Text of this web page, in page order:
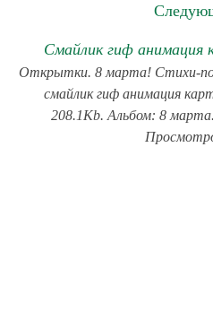
Смайлик гиф анимация
Открытки. 8 марта! Стихи-
смайлик гиф анимация
208.1Kb. Альбом: 8